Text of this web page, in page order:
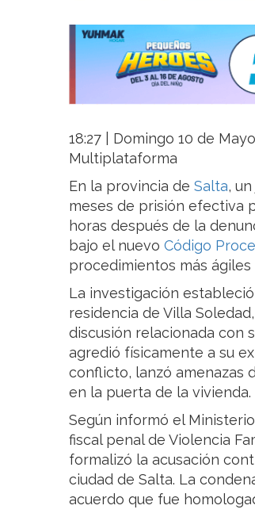
18:27 | Domingo 10 de
Multiplataforma
En la provincia de Salta,
meses de prisión efectiva
horas después de la
bajo el nuevo Código
procedimientos más
La investigación
residencia de Villa
discusión relacionada con
agredió físicamente a su
conflicto, lanzó amenazas
en la puerta de la vivienda.
Según informó el
fiscal penal de Violencia
formalizó la acusación
ciudad de Salta. La
acuerdo que fue